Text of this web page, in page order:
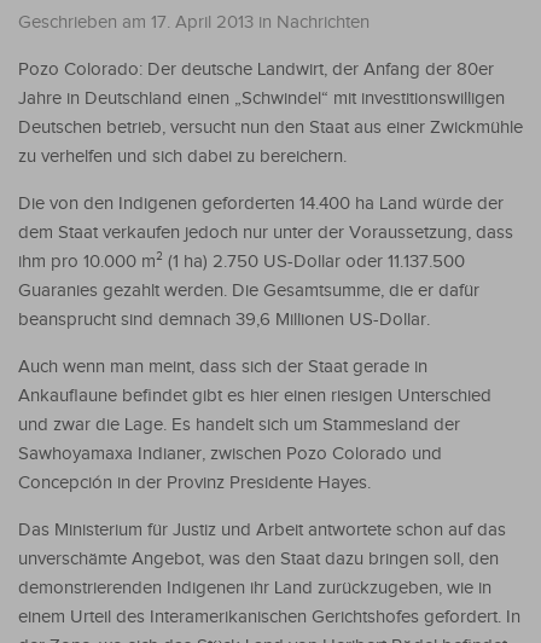
Geschrieben am 17. April 2013 in Nachrichten
Pozo Colorado: Der deutsche Landwirt, der Anfang der 80er
Jahre in Deutschland einen „Schwindel“ mit investitionswilligen
Deutschen betrieb, versucht nun den Staat aus einer Zwickmühle
zu verhelfen und sich dabei zu bereichern.
Die von den Indigenen geforderten 14.400 ha Land würde der
dem Staat verkaufen jedoch nur unter der Voraussetzung, dass
ihm pro 10.000 m² (1 ha) 2.750 US-Dollar oder 11.137.500
Guaranies gezahlt werden. Die Gesamtsumme, die er dafür
beansprucht sind demnach 39,6 Millionen US-Dollar.
Auch wenn man meint, dass sich der Staat gerade in
Ankauflaune befindet gibt es hier einen riesigen Unterschied
und zwar die Lage. Es handelt sich um Stammesland der
Sawhoyamaxa Indianer, zwischen Pozo Colorado und
Concepción in der Provinz Presidente Hayes.
Das Ministerium für Justiz und Arbeit antwortete schon auf das
unverschämte Angebot, was den Staat dazu bringen soll, den
demonstrierenden Indigenen ihr Land zurückzugeben, wie in
einem Urteil des Interamerikanischen Gerichtshofes gefordert. In